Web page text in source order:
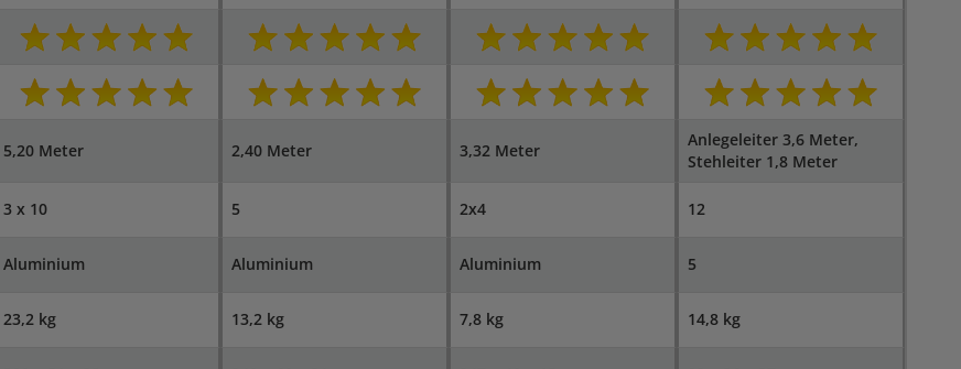
5,20 Meter 2,40 Meter 3,32 Meter
Anlegeleiter 3,6 Meter,
Stehleiter 1,8 Meter
3 x 10 5 2x4 12
Aluminium Aluminium Aluminium 5
23,2 kg 13,2 kg 7,8 kg 14,8 kg